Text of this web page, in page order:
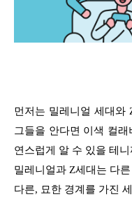
먼저는 밀레니얼 세대와
그들을 안다면 이색 컬
연스럽게 알 수 있을 테니
밀레니얼과 Z세대는 다
다른, 묘한 경계를 가진